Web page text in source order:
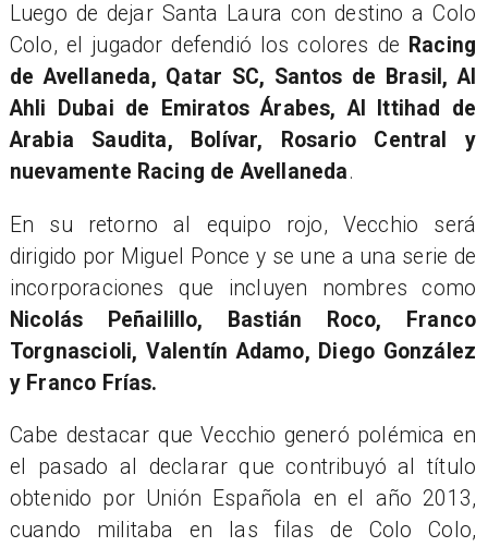
Luego de dejar Santa Laura con destino a Colo
Colo, el jugador defendió los colores de Racing
de Avellaneda, Qatar SC, Santos de Brasil, Al
Ahli Dubai de Emiratos Árabes, Al Ittihad de
Arabia Saudita, Bolívar, Rosario Central y
nuevamente Racing de Avellaneda.
En su retorno al equipo rojo, Vecchio será
dirigido por Miguel Ponce y se une a una serie de
incorporaciones que incluyen nombres como
Nicolás Peñailillo, Bastián Roco, Franco
Torgnascioli, Valentín Adamo, Diego González
y Franco Frías.
Cabe destacar que Vecchio generó polémica en
el pasado al declarar que contribuyó al título
obtenido por Unión Española en el año 2013,
cuando militaba en las filas de Colo Colo,